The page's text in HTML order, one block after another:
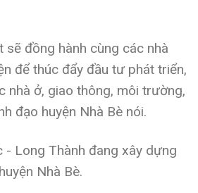
sẽ đồng hành cùng các nhà
để thúc đẩy đầu tư phát triển,
nhà ở, giao thông, môi trường,
đạo huyện Nhà Bè nói.